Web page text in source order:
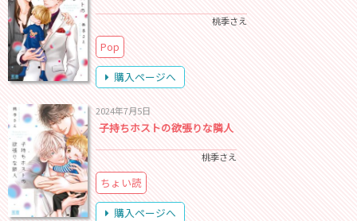
桃季さえ
Pop
購入ページへ
2024年7月5日
子持ちホストの欲張りな隣人
桃季さえ
ちょい読
購入ページへ